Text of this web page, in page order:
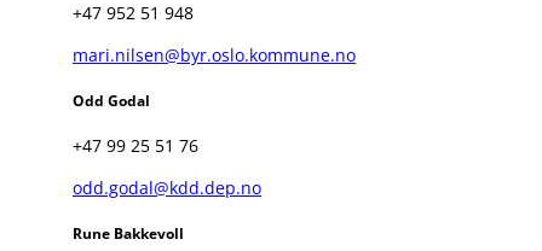
+47 952 51 948
mari.nilsen@byr.oslo.kommune.no
Odd Godal
+47 99 25 51 76
odd.godal@kdd.dep.no
Rune Bakkevoll